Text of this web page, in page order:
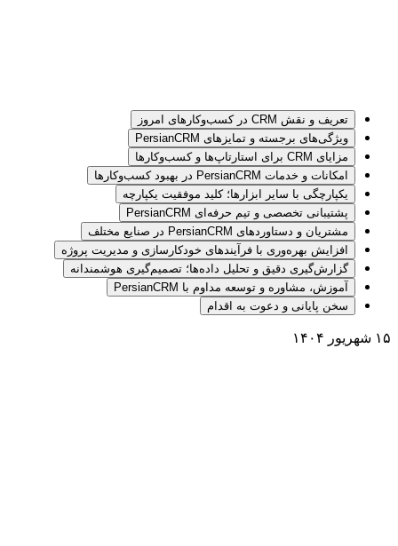
تعریف و نقش CRM در کسب‌وکارهای امروز
ویژگی‌های برجسته و تمایزهای PersianCRM
مزایای CRM برای استارتاپ‌ها و کسب‌وکارها
امکانات و خدمات PersianCRM در بهبود کسب‌وکارها
یکپارچگی با سایر ابزارها؛ کلید موفقیت یکپارچه
پشتیبانی تخصصی و تیم حرفه‌ای PersianCRM
مشتریان و دستاوردهای PersianCRM در صنایع مختلف
افزایش بهره‌وری با فرآیندهای خودکارسازی و مدیریت پروژه
گزارش‌گیری دقیق و تحلیل داده‌ها؛ تصمیم‌گیری هوشمندانه
آموزش، مشاوره و توسعه مداوم با PersianCRM
سخن پایانی و دعوت به اقدام
۱۵ شهریور ۱۴۰۴